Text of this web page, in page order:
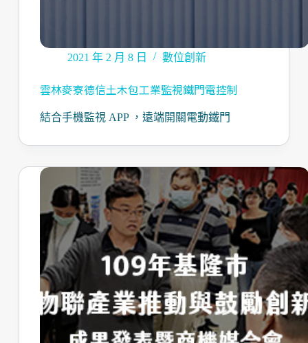
2021 年 2 月 8 日 數位創新
雲林麥寮德信土木包工業監視鐵門電控制
結合手機監視 APP ，遠端開關電動鐵門